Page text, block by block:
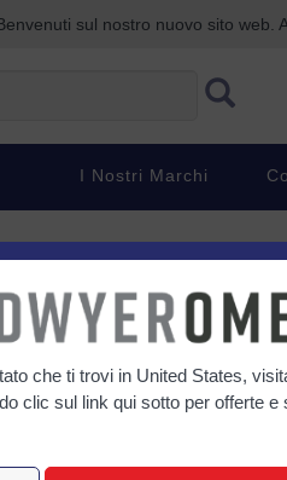
sul nostro nuovo sito web.
I Nostri Marchi
che ti trovi in United States,
clic sul link qui sotto per offerte e